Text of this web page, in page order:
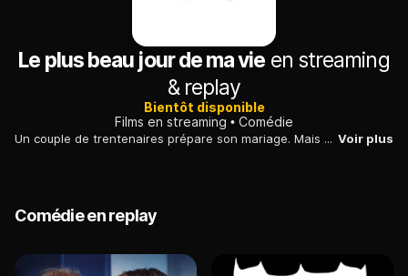
Le plus beau jour de ma vie en streaming
& replay
Bientôt disponible
Films en streaming
Comédie
Un couple de trentenaires prépare son mariage. Mais entre les rêves de la future mariée, les doutes du fiancé et les désirs de la famille, tout se complique. Voir plus
Comédie en replay